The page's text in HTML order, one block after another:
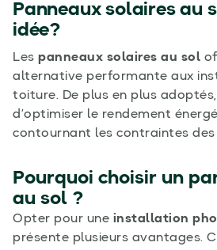
Panneaux solaires au
idée?
Les panneaux solaires au sol
alternative performante aux
toiture. De plus en plus
d’optimiser le rendement
contournant les contraintes
Pourquoi choisir un
au sol ?
Opter pour une installation
présente plusieurs avantages.